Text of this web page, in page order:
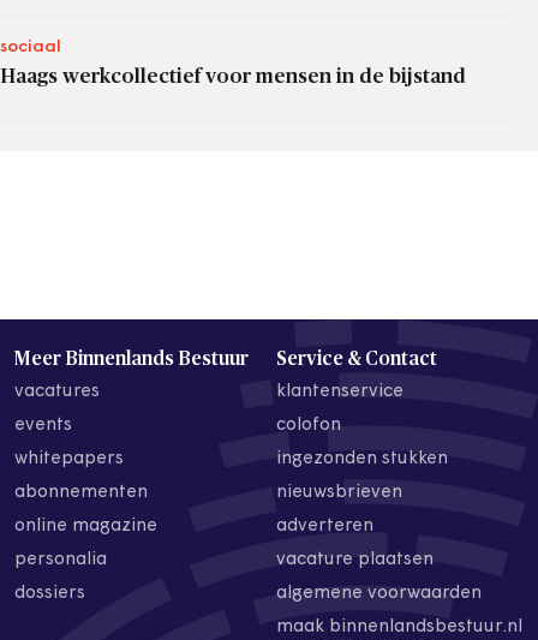
sociaal
Haags werkcollectief voor mensen in de bijstand
Meer Binnenlands Bestuur
vacatures
events
whitepapers
abonnementen
online magazine
personalia
dossiers
Service & Contact
klantenservice
colofon
ingezonden stukken
nieuwsbrieven
adverteren
vacature plaatsen
algemene voorwaarden
maak binnenlandsbestuur.nl